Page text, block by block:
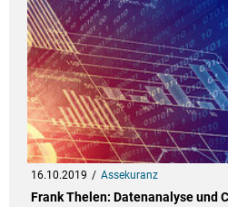
16.10.2019 Assekuranz
Frank Thelen: Datenanalyse und